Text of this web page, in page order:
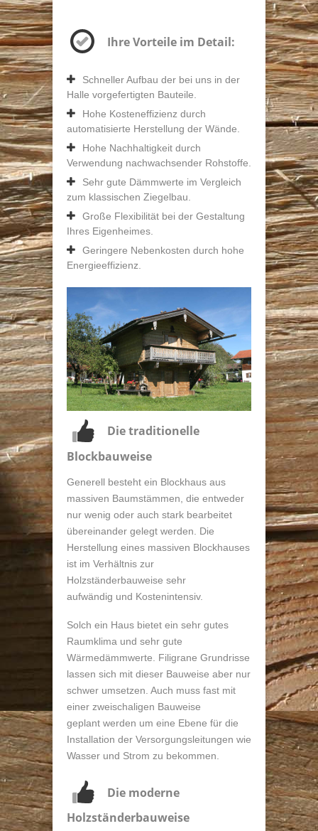
Ihre Vorteile im Detail:
Schneller Aufbau der bei uns in der
Halle vorgefertigten Bauteile.
Hohe Kosteneffizienz durch
automatisierte Herstellung der Wände.
Hohe Nachhaltigkeit durch
Verwendung nachwachsender Rohstoffe.
Sehr gute Dämmwerte im Vergleich
zum klassischen Ziegelbau.
Große Flexibilität bei der Gestaltung
Ihres Eigenheimes.
Geringere Nebenkosten durch hohe
Energieeffizienz.
Die traditionelle
Blockbauweise
Generell besteht ein Blockhaus aus
massiven Baumstämmen, die entweder
nur wenig oder auch stark bearbeitet
übereinander gelegt werden. Die
Herstellung eines massiven Blockhauses
ist im Verhältnis zur
Holzständerbauweise sehr
aufwändig und Kostenintensiv.
Solch ein Haus bietet ein sehr gutes
Raumklima und sehr gute
Wärmedämmwerte. Filigrane Grundrisse
lassen sich mit dieser Bauweise aber nur
schwer umsetzen. Auch muss fast mit
einer zweischaligen Bauweise
geplant werden um eine Ebene für die
Installation der Versorgungsleitungen wie
Wasser und Strom zu bekommen.
Die moderne
Holzständerbauweise